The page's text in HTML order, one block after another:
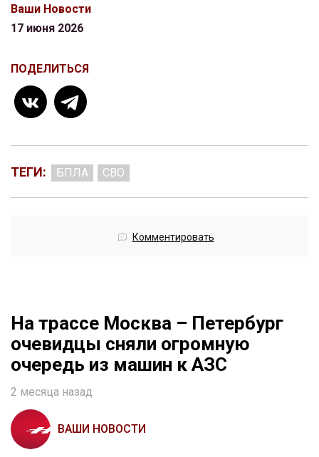
Ваши Новости
17 июня 2026
ПОДЕЛИТЬСЯ
ТЕГИ: БПЛА СВО
Комментировать
На трассе Москва – Петербург
очевидцы сняли огромную
очередь из машин к АЗС
2 месяца назад
ВАШИ НОВОСТИ